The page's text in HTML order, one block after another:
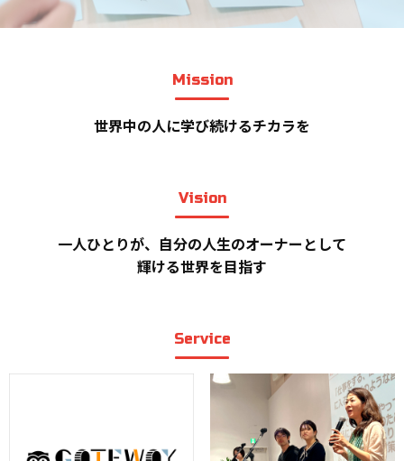
Mission
世界中の人に学び続けるチカラを
Vision
一人ひとりが、自分の人生のオーナーとして
輝ける世界を目指す
Service